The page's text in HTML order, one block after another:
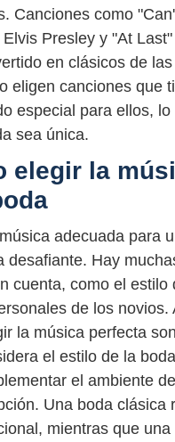
Canciones como
Elvis Presley y "At
en clásicos de
eligen canciones que
especial para ellos,
sea única.
elegir la
adecuada para
desafiante. Hay
cuenta, como el estilo
de los novios.
la música perfecta
el estilo de la
el ambiente
Una boda clásica
mientras que